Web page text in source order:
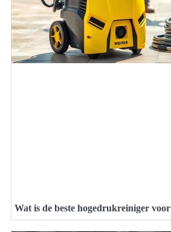
Wat is de beste hogedrukreiniger